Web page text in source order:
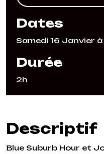
Dates
Samedi 16 Janvier à
Durée
2h
Descriptif
Blue Suburb Hour et